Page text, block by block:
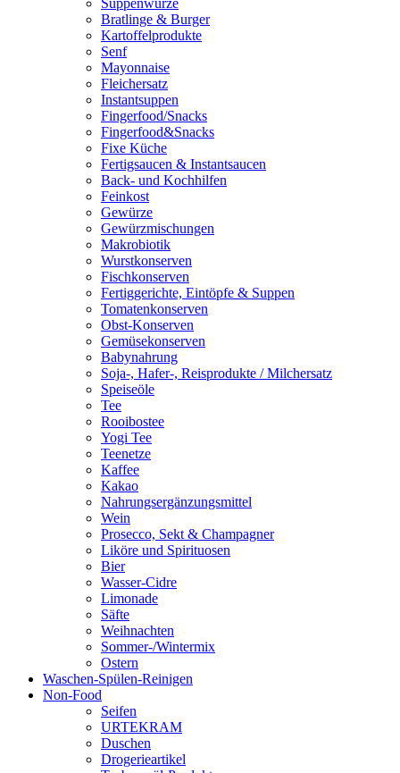
Suppenwürze
Bratlinge & Burger
Kartoffelprodukte
Senf
Mayonnaise
Fleichersatz
Instantsuppen
Fingerfood/Snacks
Fingerfood&Snacks
Fixe Küche
Fertigsaucen & Instantsaucen
Back- und Kochhilfen
Feinkost
Gewürze
Gewürzmischungen
Makrobiotik
Wurstkonserven
Fischkonserven
Fertiggerichte, Eintöpfe & Suppen
Tomatenkonserven
Obst-Konserven
Gemüsekonserven
Babynahrung
Soja-, Hafer-, Reisprodukte / Milchersatz
Speiseöle
Tee
Rooibostee
Yogi Tee
Teenetze
Kaffee
Kakao
Nahrungsergänzungsmittel
Wein
Prosecco, Sekt & Champagner
Liköre und Spirituosen
Bier
Wasser-Cidre
Limonade
Säfte
Weihnachten
Sommer-/Wintermix
Ostern
Waschen-Spülen-Reinigen
Non-Food
Seifen
URTEKRAM
Duschen
Drogerieartikel